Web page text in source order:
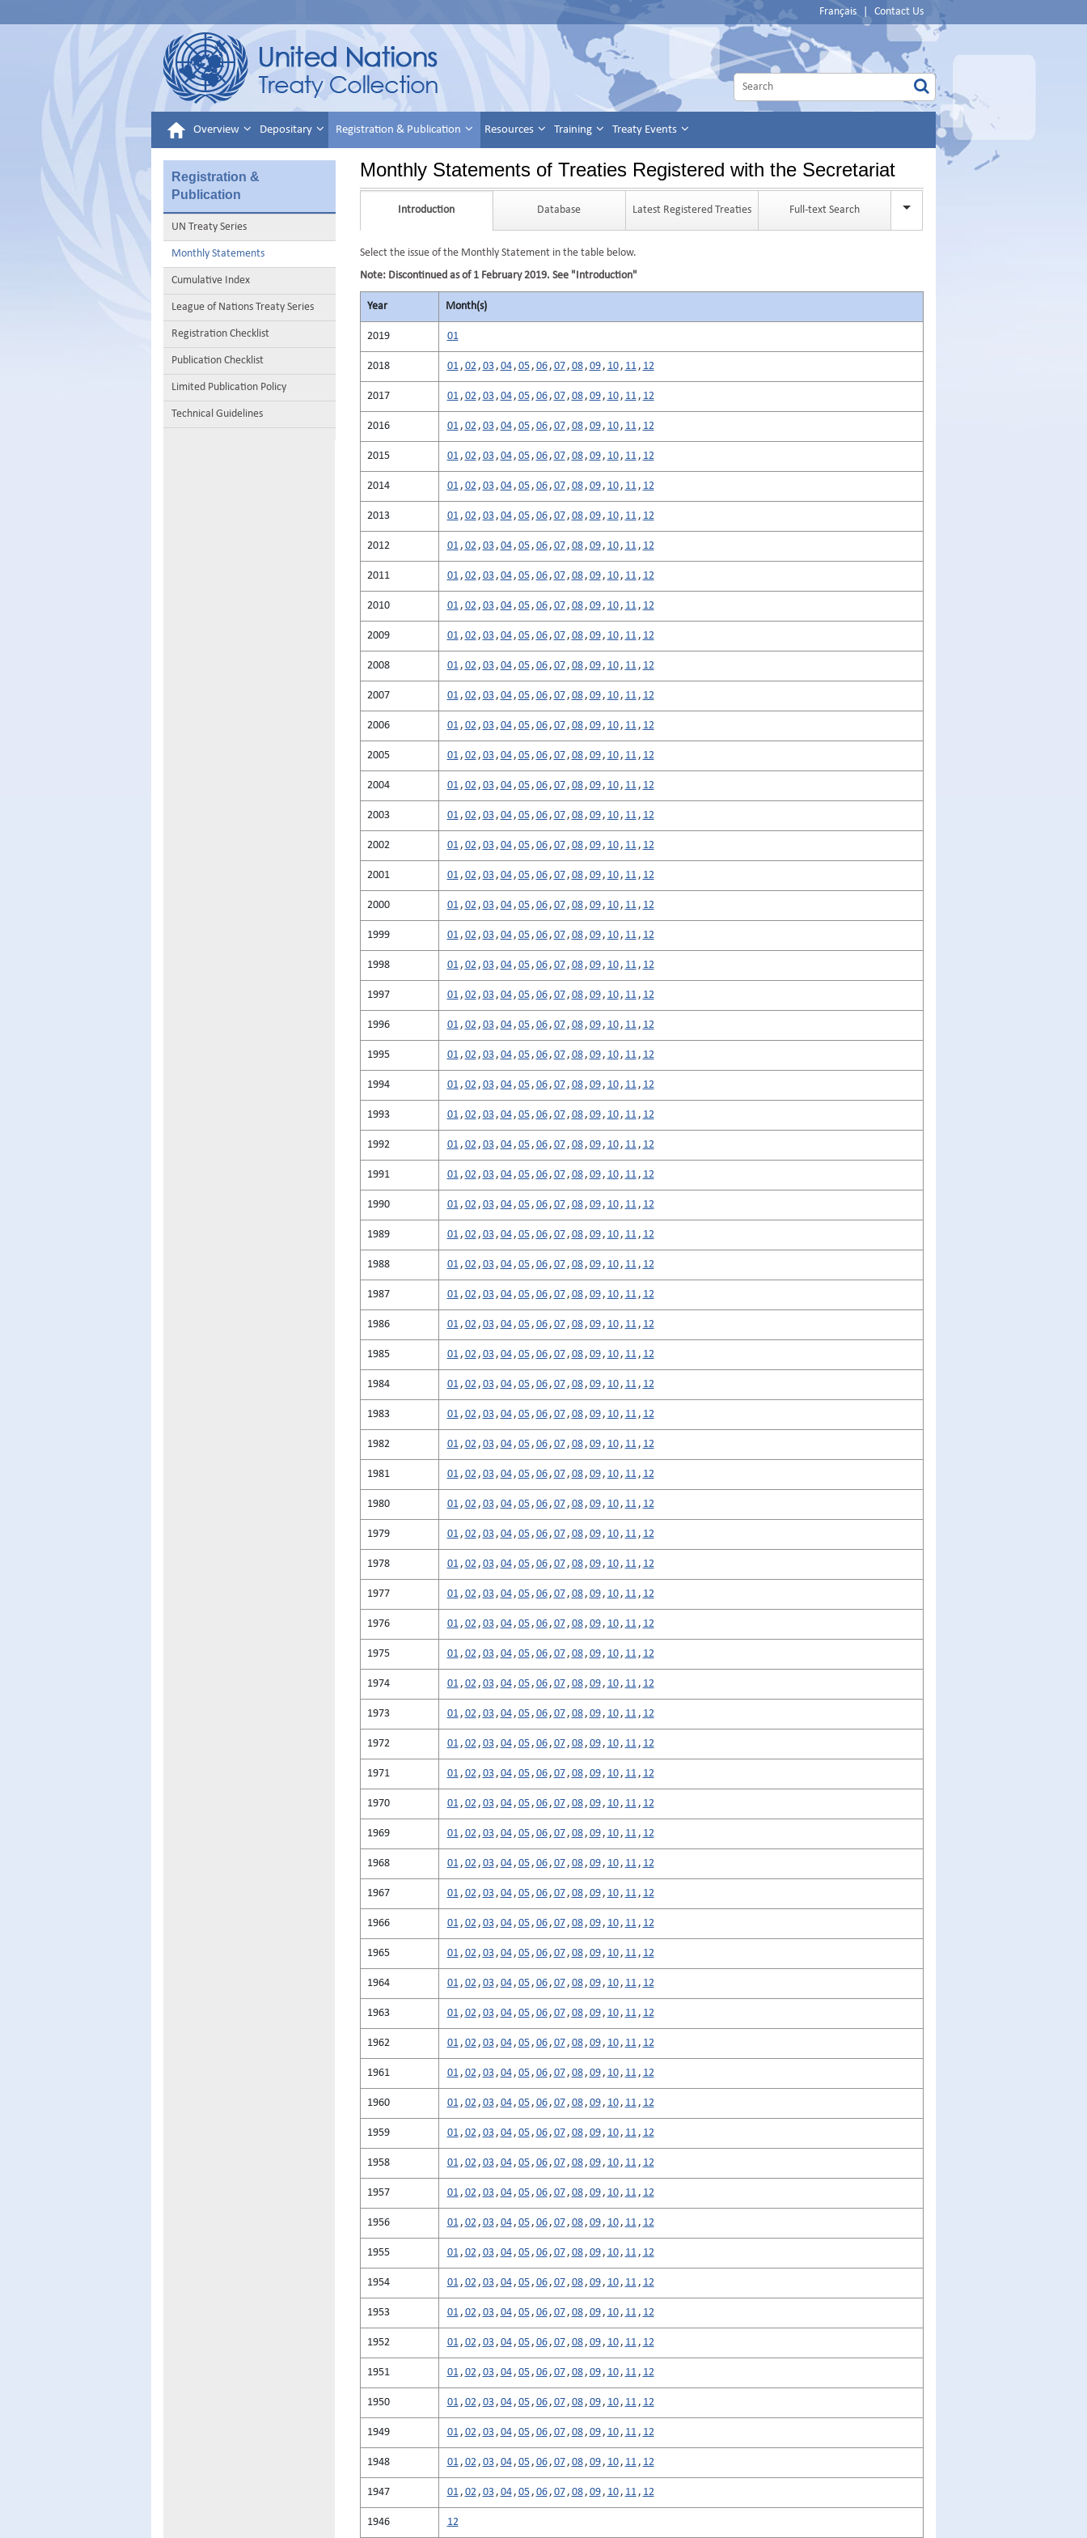
Français Contact Us
Overview Depositary Registration & Publication Resources Training Treaty Events
Registration &
Publication
UN Treaty Series
Monthly Statements
Cumulative Index
League of Nations Treaty Series
Registration Checklist
Publication Checklist
Limited Publication Policy
Technical Guidelines
Monthly Statements of Treaties Registered with the Secretariat
Introduction Database Latest Registered Treaties Full-text Search
Select the issue of the Monthly Statement in the table below.
Note: Discontinued as of 1 February 2019. See "Introduction"
Year Month(s)
2019 01
2018 01, 02, 03, 04, 05, 06, 07, 08, 09, 10, 11, 12
2017 01, 02, 03, 04, 05, 06, 07, 08, 09, 10, 11, 12
2016 01, 02, 03, 04, 05, 06, 07, 08, 09, 10, 11, 12
2015 01, 02, 03, 04, 05, 06, 07, 08, 09, 10, 11, 12
2014 01, 02, 03, 04, 05, 06, 07, 08, 09, 10, 11, 12
2013 01, 02, 03, 04, 05, 06, 07, 08, 09, 10, 11, 12
2012 01, 02, 03, 04, 05, 06, 07, 08, 09, 10, 11, 12
2011 01, 02, 03, 04, 05, 06, 07, 08, 09, 10, 11, 12
2010 01, 02, 03, 04, 05, 06, 07, 08, 09, 10, 11, 12
2009 01, 02, 03, 04, 05, 06, 07, 08, 09, 10, 11, 12
2008 01, 02, 03, 04, 05, 06, 07, 08, 09, 10, 11, 12
2007 01, 02, 03, 04, 05, 06, 07, 08, 09, 10, 11, 12
2006 01, 02, 03, 04, 05, 06, 07, 08, 09, 10, 11, 12
2005 01, 02, 03, 04, 05, 06, 07, 08, 09, 10, 11, 12
2004 01, 02, 03, 04, 05, 06, 07, 08, 09, 10, 11, 12
2003 01, 02, 03, 04, 05, 06, 07, 08, 09, 10, 11, 12
2002 01, 02, 03, 04, 05, 06, 07, 08, 09, 10, 11, 12
2001 01, 02, 03, 04, 05, 06, 07, 08, 09, 10, 11, 12
2000 01, 02, 03, 04, 05, 06, 07, 08, 09, 10, 11, 12
1999 01, 02, 03, 04, 05, 06, 07, 08, 09, 10, 11, 12
1998 01, 02, 03, 04, 05, 06, 07, 08, 09, 10, 11, 12
1997 01, 02, 03, 04, 05, 06, 07, 08, 09, 10, 11, 12
1996 01, 02, 03, 04, 05, 06, 07, 08, 09, 10, 11, 12
1995 01, 02, 03, 04, 05, 06, 07, 08, 09, 10, 11, 12
1994 01, 02, 03, 04, 05, 06, 07, 08, 09, 10, 11, 12
1993 01, 02, 03, 04, 05, 06, 07, 08, 09, 10, 11, 12
1992 01, 02, 03, 04, 05, 06, 07, 08, 09, 10, 11, 12
1991 01, 02, 03, 04, 05, 06, 07, 08, 09, 10, 11, 12
1990 01, 02, 03, 04, 05, 06, 07, 08, 09, 10, 11, 12
1989 01, 02, 03, 04, 05, 06, 07, 08, 09, 10, 11, 12
1988 01, 02, 03, 04, 05, 06, 07, 08, 09, 10, 11, 12
1987 01, 02, 03, 04, 05, 06, 07, 08, 09, 10, 11, 12
1986 01, 02, 03, 04, 05, 06, 07, 08, 09, 10, 11, 12
1985 01, 02, 03, 04, 05, 06, 07, 08, 09, 10, 11, 12
1984 01, 02, 03, 04, 05, 06, 07, 08, 09, 10, 11, 12
1983 01, 02, 03, 04, 05, 06, 07, 08, 09, 10, 11, 12
1982 01, 02, 03, 04, 05, 06, 07, 08, 09, 10, 11, 12
1981 01, 02, 03, 04, 05, 06, 07, 08, 09, 10, 11, 12
1980 01, 02, 03, 04, 05, 06, 07, 08, 09, 10, 11, 12
1979 01, 02, 03, 04, 05, 06, 07, 08, 09, 10, 11, 12
1978 01, 02, 03, 04, 05, 06, 07, 08, 09, 10, 11, 12
1977 01, 02, 03, 04, 05, 06, 07, 08, 09, 10, 11, 12
1976 01, 02, 03, 04, 05, 06, 07, 08, 09, 10, 11, 12
1975 01, 02, 03, 04, 05, 06, 07, 08, 09, 10, 11, 12
1974 01, 02, 03, 04, 05, 06, 07, 08, 09, 10, 11, 12
1973 01, 02, 03, 04, 05, 06, 07, 08, 09, 10, 11, 12
1972 01, 02, 03, 04, 05, 06, 07, 08, 09, 10, 11, 12
1971 01, 02, 03, 04, 05, 06, 07, 08, 09, 10, 11, 12
1970 01, 02, 03, 04, 05, 06, 07, 08, 09, 10, 11, 12
1969 01, 02, 03, 04, 05, 06, 07, 08, 09, 10, 11, 12
1968 01, 02, 03, 04, 05, 06, 07, 08, 09, 10, 11, 12
1967 01, 02, 03, 04, 05, 06, 07, 08, 09, 10, 11, 12
1966 01, 02, 03, 04, 05, 06, 07, 08, 09, 10, 11, 12
1965 01, 02, 03, 04, 05, 06, 07, 08, 09, 10, 11, 12
1964 01, 02, 03, 04, 05, 06, 07, 08, 09, 10, 11, 12
1963 01, 02, 03, 04, 05, 06, 07, 08, 09, 10, 11, 12
1962 01, 02, 03, 04, 05, 06, 07, 08, 09, 10, 11, 12
1961 01, 02, 03, 04, 05, 06, 07, 08, 09, 10, 11, 12
1960 01, 02, 03, 04, 05, 06, 07, 08, 09, 10, 11, 12
1959 01, 02, 03, 04, 05, 06, 07, 08, 09, 10, 11, 12
1958 01, 02, 03, 04, 05, 06, 07, 08, 09, 10, 11, 12
1957 01, 02, 03, 04, 05, 06, 07, 08, 09, 10, 11, 12
1956 01, 02, 03, 04, 05, 06, 07, 08, 09, 10, 11, 12
1955 01, 02, 03, 04, 05, 06, 07, 08, 09, 10, 11, 12
1954 01, 02, 03, 04, 05, 06, 07, 08, 09, 10, 11, 12
1953 01, 02, 03, 04, 05, 06, 07, 08, 09, 10, 11, 12
1952 01, 02, 03, 04, 05, 06, 07, 08, 09, 10, 11, 12
1951 01, 02, 03, 04, 05, 06, 07, 08, 09, 10, 11, 12
1950 01, 02, 03, 04, 05, 06, 07, 08, 09, 10, 11, 12
1949 01, 02, 03, 04, 05, 06, 07, 08, 09, 10, 11, 12
1948 01, 02, 03, 04, 05, 06, 07, 08, 09, 10, 11, 12
1947 01, 02, 03, 04, 05, 06, 07, 08, 09, 10, 11, 12
1946 12